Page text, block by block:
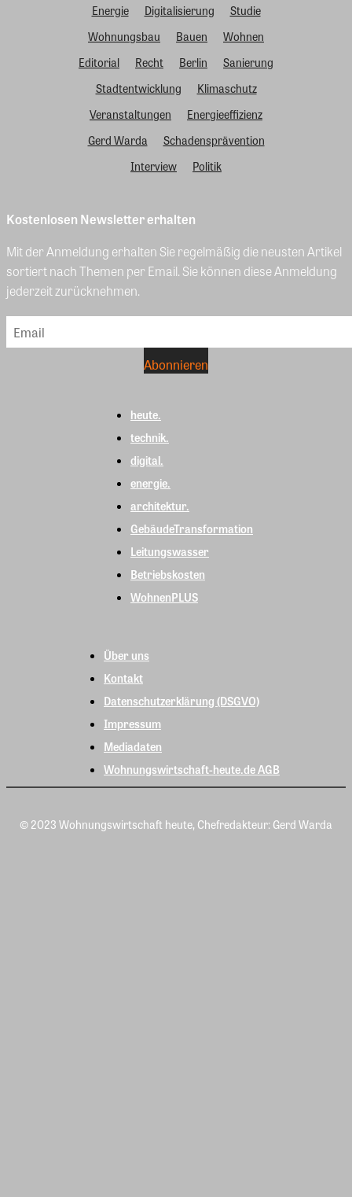
Energie Digitalisierung
Studie
Wohnungsbau
Bauen
Wohnen
Editorial
Recht Berlin
Sanierung
Stadtentwicklung
Klimaschutz
Veranstaltungen
Energieeffizienz
Gerd Warda
Schadensprävention
Interview
Politik
Kostenlosen Newsletter erhalten
Mit der Anmeldung erhalten Sie regelmäßig die neusten Artikel
sortiert nach Themen per Email. Sie können diese Anmeldung
jederzeit zurücknehmen.
heute.
technik.
digital.
energie.
architektur.
GebäudeTransformation
Leitungswasser
Betriebskosten
WohnenPLUS
Über uns
Kontakt
Datenschutzerklärung (DSGVO)
Impressum
Mediadaten
Wohnungswirtschaft-heute.de AGB
© 2023 Wohnungswirtschaft heute, Chefredakteur: Gerd Warda